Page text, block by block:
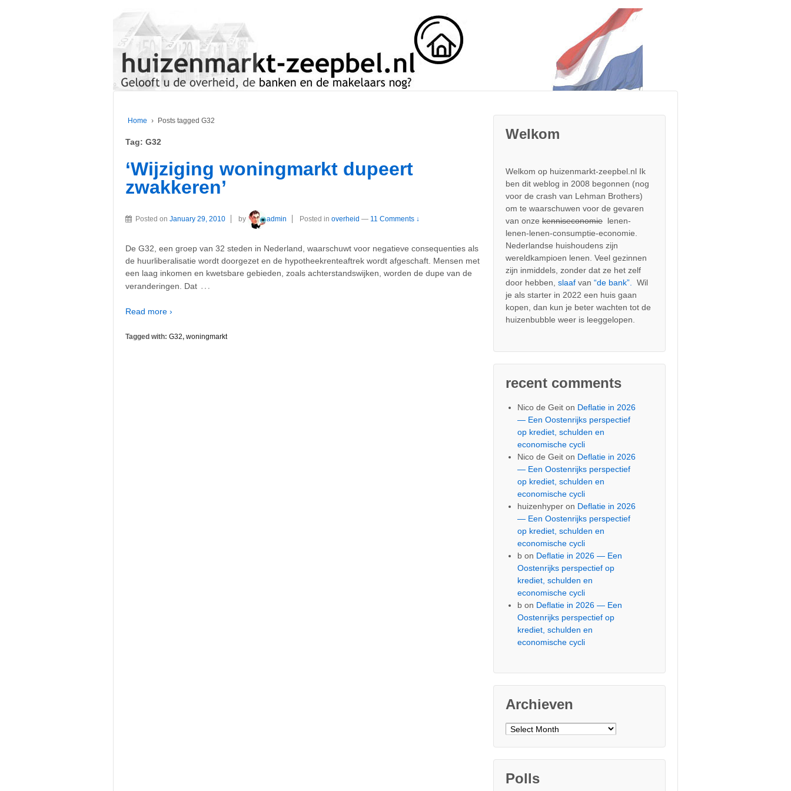
Home › Posts tagged G32
Tag: G32
‘Wijziging woningmarkt dupeert
zwakkeren’
Posted on January 29, 2010 by admin Posted in overheid — 11 Comments ↓
De G32, een groep van 32 steden in Nederland, waarschuwt voor negatieve consequenties als
de huurliberalisatie wordt doorgezet en de hypotheekrenteaftrek wordt afgeschaft. Mensen met
een laag inkomen en kwetsbare gebieden, zoals achterstandswijken, worden de dupe van de
veranderingen. Dat …
Read more ›
Tagged with: G32, woningmarkt
Welkom
Welkom op huizenmarkt-zeepbel.nl Ik
ben dit weblog in 2008 begonnen (nog
voor de crash van Lehman Brothers)
om te waarschuwen voor de gevaren
van onzekenniseconomie lenen-
lenen-lenen-consumptie-economie.
Nederlandse huishoudens zijn
wereldkampioen lenen. Veel gezinnen
zijn inmiddels, zonder dat ze het zelf
door hebben,slaaf van“de bank”. Wil
je als starter in 2022 een huis gaan
kopen, dan kun je beter wachten tot de
huizenbubble weer is leeggelopen.
recent comments
Nico de Geit on Deflatie in 2026
— Een Oostenrijks perspectief
op krediet, schulden en
economische cycli
Nico de Geit on Deflatie in 2026
— Een Oostenrijks perspectief
op krediet, schulden en
economische cycli
huizenhyper on Deflatie in 2026
— Een Oostenrijks perspectief
op krediet, schulden en
economische cycli
b on Deflatie in 2026 — Een
Oostenrijks perspectief op
krediet, schulden en
economische cycli
b on Deflatie in 2026 — Een
Oostenrijks perspectief op
krediet, schulden en
economische cycli
Archieven
Archieven
Polls